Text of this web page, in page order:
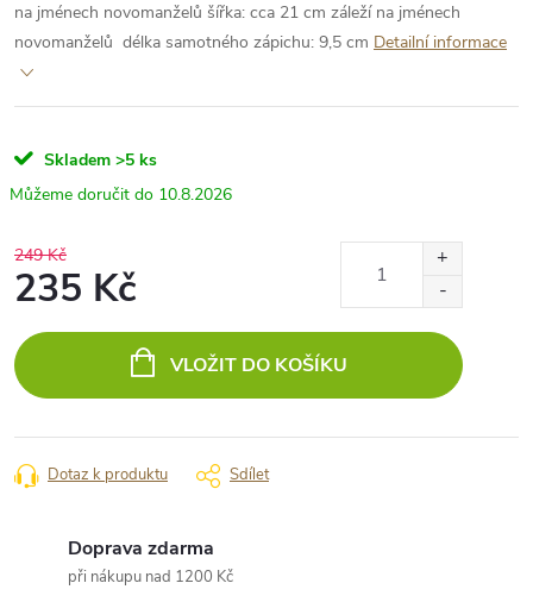
na jménech novomanželů šířka: cca 21 cm záleží na jménech
novomanželů délka samotného zápichu: 9,5 cm Detailní informace
Skladem >5 ks
10.8.2026
249 Kč
235 Kč
cena:
VLOŽIT DO KOŠÍKU
Dotaz k produktu Sdílet
Doprava zdarma
při nákupu nad 1200 Kč